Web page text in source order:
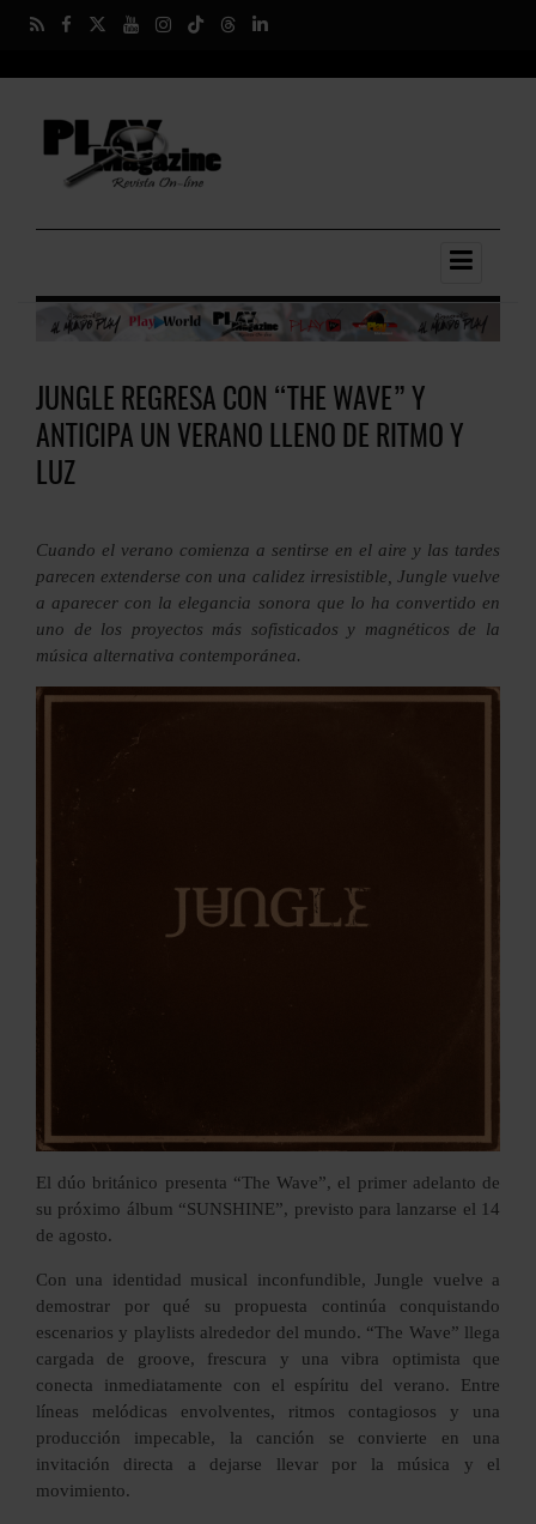
JUNGLE REGRESA CON “THE WAVE” Y
ANTICIPA UN VERANO LLENO DE RITMO Y
LUZ
Cuando el verano comienza a sentirse en el aire y las tardes
parecen extenderse con una calidez irresistible, Jungle vuelve
a aparecer con la elegancia sonora que lo ha convertido en
uno de los proyectos más sofisticados y magnéticos de la
música alternativa contemporánea.
El dúo británico presenta “The Wave”, el primer adelanto de
su próximo álbum “SUNSHINE”, previsto para lanzarse el 14
de agosto.
Con una identidad musical inconfundible, Jungle vuelve a
demostrar por qué su propuesta continúa conquistando
escenarios y playlists alrededor del mundo. “The Wave” llega
cargada de groove, frescura y una vibra optimista que
conecta inmediatamente con el espíritu del verano. Entre
líneas melódicas envolventes, ritmos contagiosos y una
producción impecable, la canción se convierte en una
invitación directa a dejarse llevar por la música y el
movimiento.